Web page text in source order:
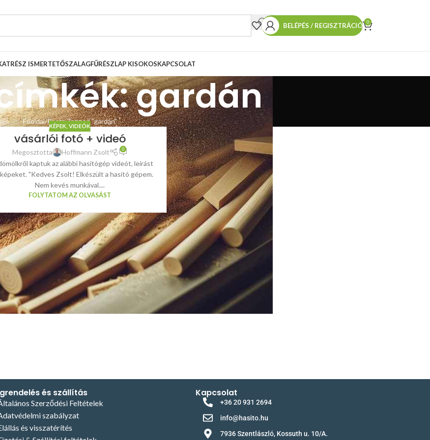
BELÉPÉS / REGISZTRÁCIÓ 0
ISMERTETŐSZALAGFŰRÉSZLAP KISOKOSKAPCSOLAT
gardán
Főoldal Posts Tagged "gardán"
KÉPEK, VIDEÓK
vásárlói fotó + videó
Megosztotta Hoffmann Zsolt 0
kaptuk az alábbi hasítógép videót, leírást
"Kedves Zsolt! Elkészült a hasitó gépem.
Nem kevés munkával....
FOLYTATOM AZ OLVASÁST
és szállítás
Szerződési Feltételek
szabályzat
és visszatérítés
Kapcsolat
+36 20 931 2694
info@hasito.hu
7936 Szentlászló, Kossuth u. 10/A.